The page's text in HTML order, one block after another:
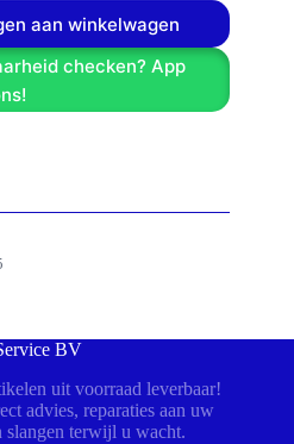
aan winkelwagen
checken? App
BV
uit voorraad leverbaar!
advies, reparaties aan uw
slangen terwijl u wacht.